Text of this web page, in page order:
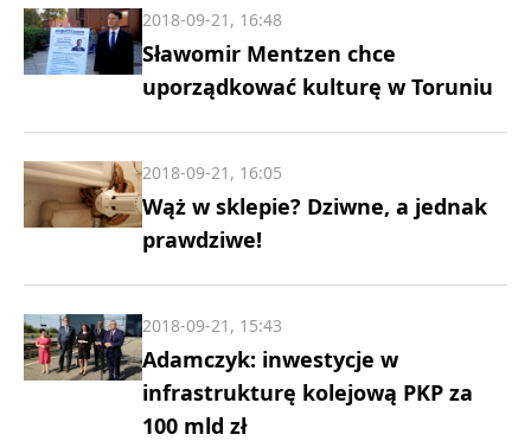
Sławomir Mentzen chce
uporządkować kulturę w Toruniu
2018-09-21, 16:48
Wąż w sklepie? Dziwne, a jednak
prawdziwe!
2018-09-21, 16:05
Adamczyk: inwestycje w
infrastrukturę kolejową PKP za
100 mld zł
2018-09-21, 15:43